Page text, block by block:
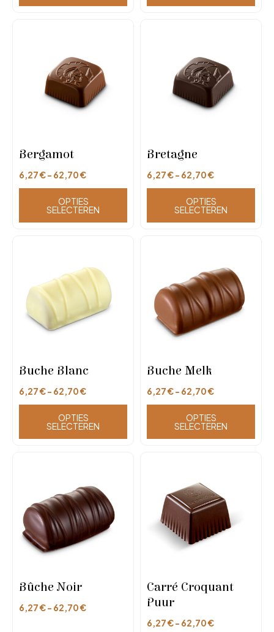
Bergamot
6,27€- 62,70€
OPTIES
SELECTEREN
Bretagne
6,27€- 62,70€
OPTIES
SELECTEREN
Buche Blanc
6,27€- 62,70€
OPTIES
SELECTEREN
Buche Melk
6,27€- 62,70€
OPTIES
SELECTEREN
Bûche Noir
6,27€- 62,70€
Carré Croquant
Puur
6,27€- 62,70€